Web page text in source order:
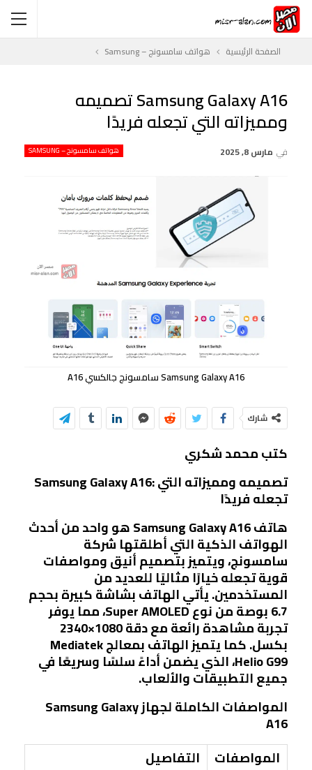
الصفحة الرئيسية هواتف سامسونج – Samsung
Samsung Galaxy A16 تصميمه
ومميزاته التي تجعله فريدًا
هواتف سامسونج – SAMSUNG في مارس 8, 2025
Samsung Galaxy A16 سامسونج جالكسي A16
شارك
كتب محمد شكري
Samsung Galaxy A16: تصميمه ومميزاته التي
تجعله فريدًا
هاتف Samsung Galaxy A16 هو واحد من أحدث
الهواتف الذكية التي أطلقتها شركة
سامسونج، ويتميز بتصميم أنيق ومواصفات
قوية تجعله خيارًا مثاليًا للعديد من
المستخدمين. يأتي الهاتف بشاشة كبيرة بحجم
6.7 بوصة من نوع Super AMOLED، مما يوفر
تجربة مشاهدة رائعة مع دقة 1080×2340
بكسل. كما يتميز الهاتف بمعالج Mediatek
Helio G99، الذي يضمن أداءً سلسًا وسريعًا في
جميع التطبيقات والألعاب.
المواصفات الكاملة لجهاز Samsung Galaxy
A16
المواصفات
التفاصيل